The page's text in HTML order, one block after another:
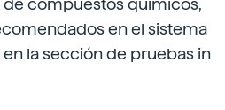
compuestos químicos,
en el sistema
la sección de pruebas in